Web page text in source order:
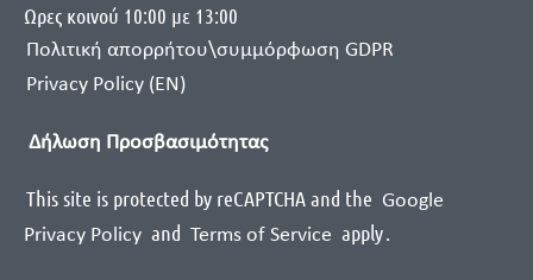
Ωρες κοινού 10:00 με 13:00
Πολιτική απορρήτου\συμμόρφωση GDPR
Privacy Policy (EN)
Δήλωση Προσβασιμότητας
This site is protected by reCAPTCHA and the Google
Privacy Policy and Terms of Service apply.